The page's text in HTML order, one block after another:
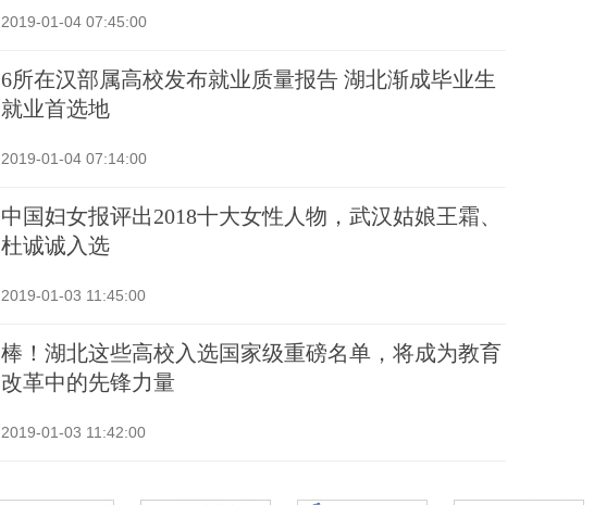
2019-01-04 07:45:00
6所在汉部属高校发布就业质量报告 湖北渐成毕业生
就业首选地
2019-01-04 07:14:00
中国妇女报评出2018十大女性人物，武汉姑娘王霜、
杜诚诚入选
2019-01-03 11:45:00
棒！湖北这些高校入选国家级重磅名单，将成为教育
改革中的先锋力量
2019-01-03 11:42:00